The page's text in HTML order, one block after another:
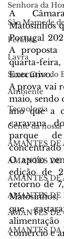
Senhora da
São Mamede
Perafita
Lavra
Santa Cruz do
Ambiente
Tecnologia
Gente da
AMANTES DE
AMANTES DE
AMANTES DE
AMANTES DE
AMANTES
AMANTES DA
A
Matosinhos
Portugal
A proposta
quarta-
Executivo.
A prova vai
maio, sendo
ano que a
caravana
parque de
concentrado
O apoio
edição de
retorno de
que
comércio e